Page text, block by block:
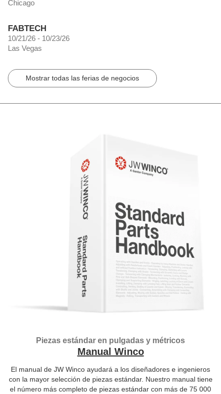
Chicago
FABTECH
10/21/26 - 10/23/26
Las Vegas
Mostrar todas las ferias de negocios
Piezas estándar en pulgadas y métricos
Manual Winco
El manual de JW Winco ayudará a los diseñadores e ingenieros
con la mayor selección de piezas estándar. Nuestro manual tiene
el número más completo de piezas estándar con más de 75 000